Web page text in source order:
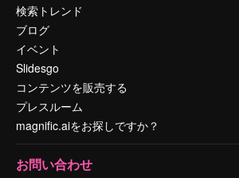
検索トレンド
ブログ
イベント
Slidesgo
コンテンツを販売する
プレスルーム
magnific.aiをお探しですか？
お問い合わせ